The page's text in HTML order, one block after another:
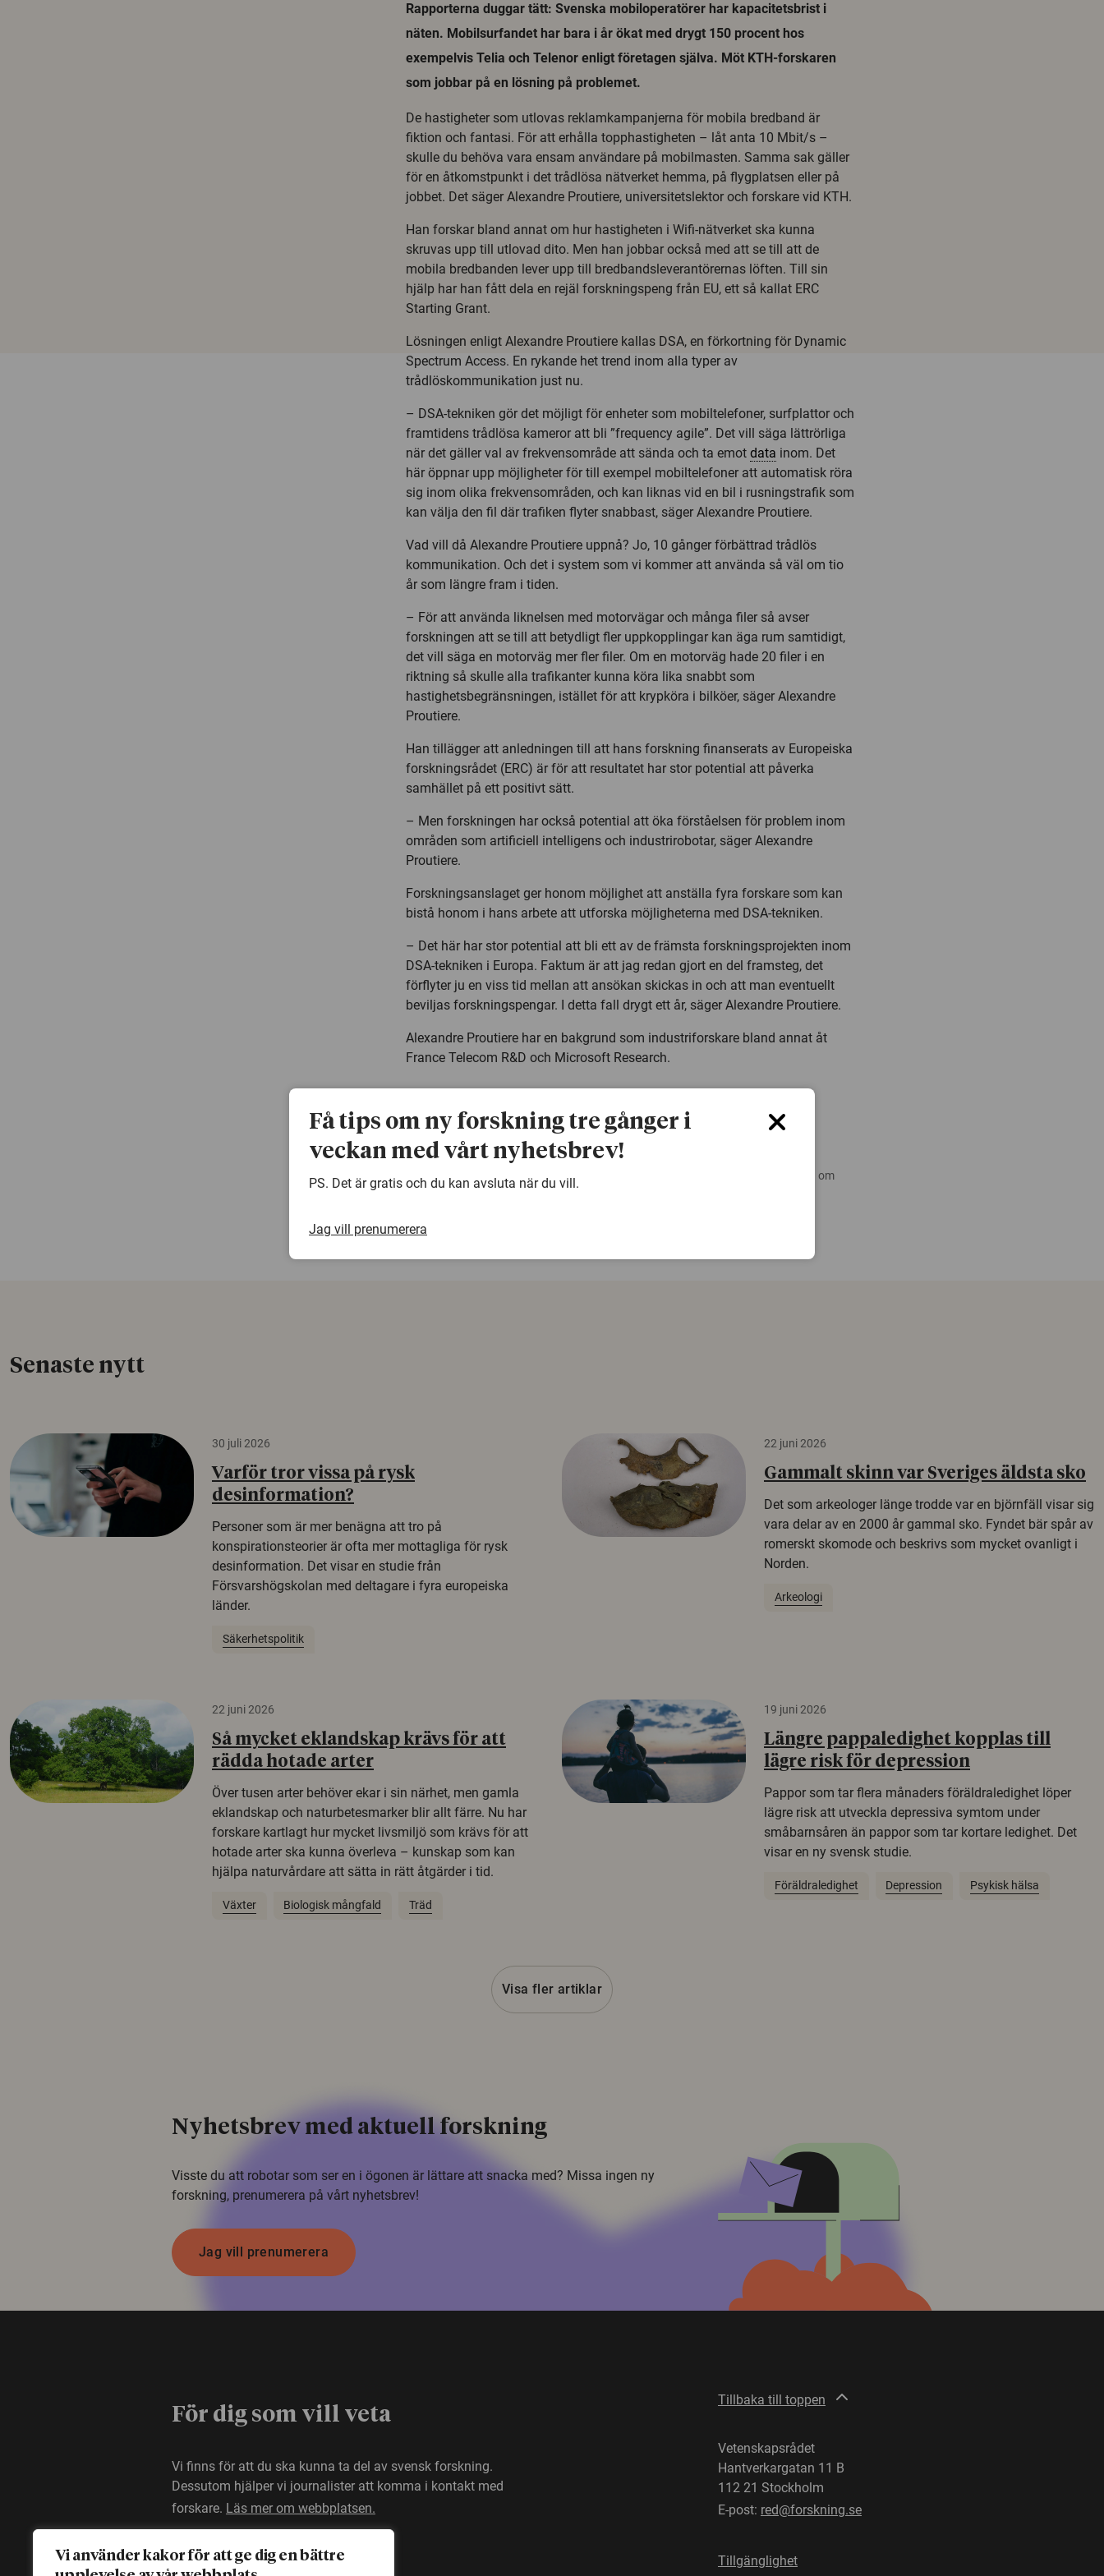
Vi använder kakor för att ge dig en bättre
Rapporterna duggar tätt: Svenska mobiloperatörer har kapacitetsbrist i
näten. Mobilsurfandet har bara i år ökat med drygt 150 procent hos
exempelvis Telia och Telenor enligt företagen själva. Möt KTH-forskaren
som jobbar på en lösning på problemet.
De hastigheter som utlovas reklamkampanjerna för mobila bredband är
fiktion och fantasi. För att erhålla topphastigheten – låt anta 10 Mbit/s –
skulle du behöva vara ensam användare på mobilmasten. Samma sak gäller
för en åtkomstpunkt i det trådlösa nätverket hemma, på flygplatsen eller på
jobbet. Det säger Alexandre Proutiere, universitetslektor och forskare vid KTH.
Han forskar bland annat om hur hastigheten i Wifi-nätverket ska kunna
skruvas upp till utlovad dito. Men han jobbar också med att se till att de
mobila bredbanden lever upp till bredbandsleverantörernas löften. Till sin
hjälp har han fått dela en rejäl forskningspeng från EU, ett så kallat ERC
Starting Grant.
Lösningen enligt Alexandre Proutiere kallas DSA, en förkortning för Dynamic
Spectrum Access. En rykande het trend inom alla typer av
trådlöskommunikation just nu.
– DSA-tekniken gör det möjligt för enheter som mobiltelefoner, surfplattor och
framtidens trådlösa kameror att bli ”frequency agile”. Det vill säga lättrörliga
när det gäller val av frekvensområde att sända och ta emot data inom. Det
här öppnar upp möjligheter för till exempel mobiltelefoner att automatisk röra
sig inom olika frekvensområden, och kan liknas vid en bil i rusningstrafik som
kan välja den fil där trafiken flyter snabbast, säger Alexandre Proutiere.
Vad vill då Alexandre Proutiere uppnå? Jo, 10 gånger förbättrad trådlös
kommunikation. Och det i system som vi kommer att använda så väl om tio
år som längre fram i tiden.
– För att använda liknelsen med motorvägar och många filer så avser
forskningen att se till att betydligt fler uppkopplingar kan äga rum samtidigt,
det vill säga en motorväg mer fler filer. Om en motorväg hade 20 filer i en
riktning så skulle alla trafikanter kunna köra lika snabbt som
hastighetsbegränsningen, istället för att krypköra i bilköer, säger Alexandre
Proutiere.
Han tillägger att anledningen till att hans forskning finanserats av Europeiska
forskningsrådet (ERC) är för att resultatet har stor potential att påverka
samhället på ett positivt sätt.
– Men forskningen har också potential att öka förståelsen för problem inom
områden som artificiell intelligens och industrirobotar, säger Alexandre
Proutiere.
Forskningsanslaget ger honom möjlighet att anställa fyra forskare som kan
bistå honom i hans arbete att utforska möjligheterna med DSA-tekniken.
– Det här har stor potential att bli ett av de främsta forskningsprojekten inom
DSA-tekniken i Europa. Faktum är att jag redan gjort en del framsteg, det
förflyter ju en viss tid mellan att ansökan skickas in och att man eventuellt
beviljas forskningspengar. I detta fall drygt ett år, säger Alexandre Proutiere.
Alexandre Proutiere har en bakgrund som industriforskare bland annat åt
France Telecom R&D och Microsoft Research.
Denna artikel är några år gammal och det kan finnas nyare forskning om
Senaste nytt
30 juli 2026
Varför tror vissa på rysk
desinformation?
Personer som är mer benägna att tro på
konspirationsteorier är ofta mer mottagliga för rysk
desinformation. Det visar en studie från
Försvarshögskolan med deltagare i fyra europeiska
länder.
Säkerhetspolitik
22 juni 2026
Gammalt skinn var Sveriges äldsta sko
Det som arkeologer länge trodde var en björnfäll visar sig
vara delar av en 2000 år gammal sko. Fyndet bär spår av
romerskt skomode och beskrivs som mycket ovanligt i
Norden.
Arkeologi
22 juni 2026
Så mycket eklandskap krävs för att
rädda hotade arter
Över tusen arter behöver ekar i sin närhet, men gamla
eklandskap och naturbetesmarker blir allt färre. Nu har
forskare kartlagt hur mycket livsmiljö som krävs för att
hotade arter ska kunna överleva – kunskap som kan
hjälpa naturvårdare att sätta in rätt åtgärder i tid.
Växter Biologisk mångfald Träd
19 juni 2026
Längre pappaledighet kopplas till
lägre risk för depression
Pappor som tar flera månaders föräldraledighet löper
lägre risk att utveckla depressiva symtom under
småbarnsåren än pappor som tar kortare ledighet. Det
visar en ny svensk studie.
Föräldraledighet Depression Psykisk hälsa
Visa fler artiklar
Nyhetsbrev med aktuell forskning
Visste du att robotar som ser en i ögonen är lättare att snacka med? Missa ingen ny
forskning, prenumerera på vårt nyhetsbrev!
Jag vill prenumerera
För dig som vill veta
Vi finns för att du ska kunna ta del av svensk forskning.
Dessutom hjälper vi journalister att komma i kontakt med
forskare. Läs mer om webbplatsen.
Tillbaka till toppen
Vetenskapsrådet
Hantverkargatan 11 B
112 21 Stockholm
E-post: red@forskning.se
Tillgänglighet
Få tips om ny forskning tre gånger i
veckan med vårt nyhetsbrev!
PS. Det är gratis och du kan avsluta när du vill.
Jag vill prenumerera